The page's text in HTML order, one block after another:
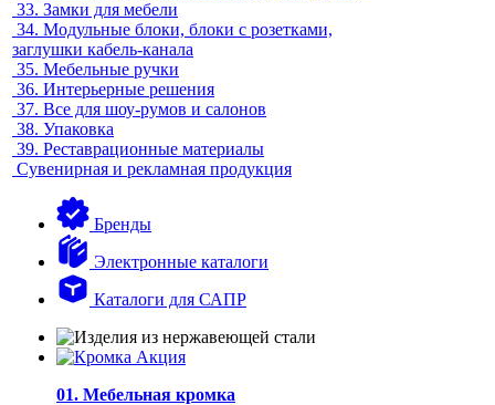
33. Замки для мебели
34. Модульные блоки, блоки с розетками,
заглушки кабель-канала
35. Мебельные ручки
36. Интерьерные решения
37. Все для шоу-румов и салонов
38. Упаковка
39. Реставрационные материалы
Сувенирная и рекламная продукция
Бренды
Электронные каталоги
Каталоги для САПР
01. Мебельная кромка